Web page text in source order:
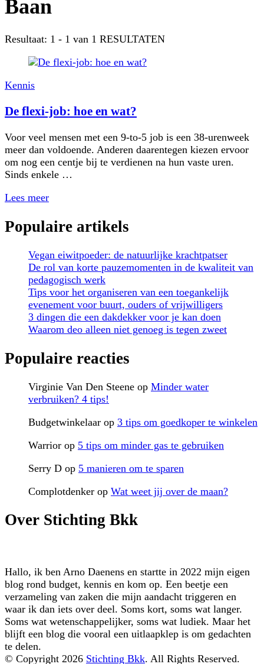
Baan
Resultaat: 1 - 1 van 1 RESULTATEN
Kennis
De flexi-job: hoe en wat?
Voor veel mensen met een 9-to-5 job is een 38-urenweek
meer dan voldoende. Anderen daarentegen kiezen ervoor
om nog een centje bij te verdienen na hun vaste uren.
Sinds enkele …
Lees meer
Populaire artikels
Vegan eiwitpoeder: de natuurlijke krachtpatser
De rol van korte pauzemomenten in de kwaliteit van
pedagogisch werk
Tips voor het organiseren van een toegankelijk
evenement voor buurt, ouders of vrijwilligers
3 dingen die een dakdekker voor je kan doen
Waarom deo alleen niet genoeg is tegen zweet
Populaire reacties
Virginie Van Den Steene op Minder water
verbruiken? 4 tips!
Budgetwinkelaar op 3 tips om goedkoper te winkelen
Warrior op 5 tips om minder gas te gebruiken
Serry D op 5 manieren om te sparen
Complotdenker op Wat weet jij over de maan?
Over Stichting Bkk
Hallo, ik ben Arno Daenens en startte in 2022 mijn eigen
blog rond budget, kennis en kom op. Een beetje een
verzameling van zaken die mijn aandacht triggeren en
waar ik dan iets over deel. Soms kort, soms wat langer.
Soms wat wetenschappelijker, soms wat ludiek. Maar het
blijft een blog die vooral een uitlaapklep is om gedachten
te delen.
© Copyright 2026 Stichting Bkk. All Rights Reserved.